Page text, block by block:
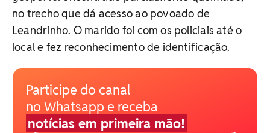
no trecho que dá acesso ao povoado de
Leandrinho. O marido foi com os policiais até o
local e fez reconhecimento de identificação.
Participe do canal
no Whatsapp e receba
notícias em primeira mão!